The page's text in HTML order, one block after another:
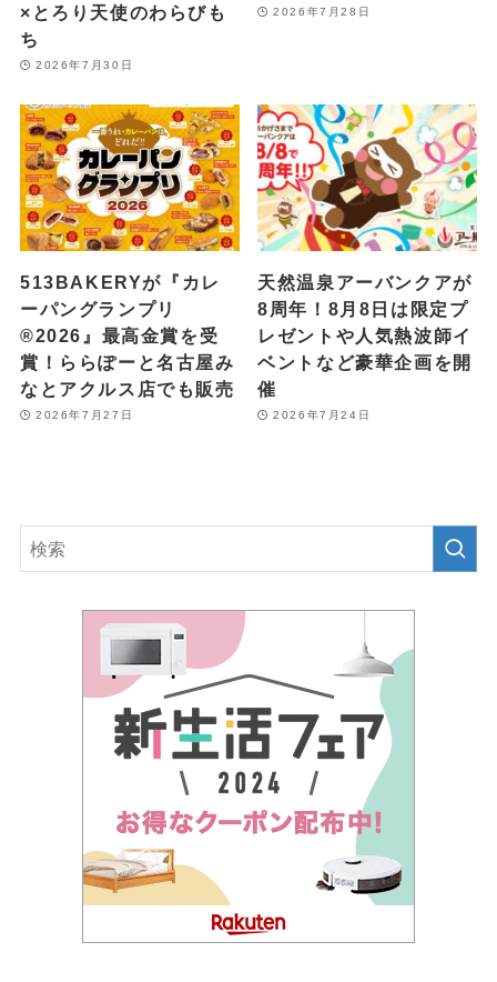
×とろり天使のわらびも
ち
2026年7月30日
2026年7月28日
513BAKERYが『カレ
ーパングランプリ
®2026』最高金賞を受
賞！ららぽーと名古屋み
なとアクルス店でも販売
2026年7月27日
天然温泉アーバンクアが
8周年！8月8日は限定プ
レゼントや人気熱波師イ
ベントなど豪華企画を開
催
2026年7月24日